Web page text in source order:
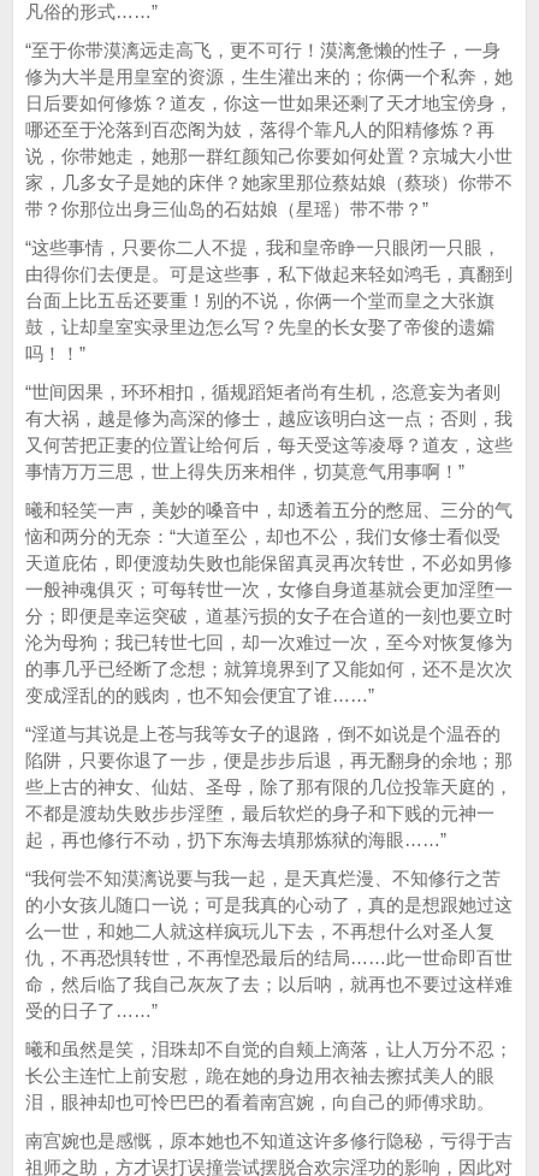
凡俗的形式……”
“至于你带漠漓远走高飞，更不可行！漠漓惫懒的性子，一身
修为大半是用皇室的资源，生生灌出来的；你俩一个私奔，她
日后要如何修炼？道友，你这一世如果还剩了天才地宝傍身，
哪还至于沦落到百恋阁为妓，落得个靠凡人的阳精修炼？再
说，你带她走，她那一群红颜知己你要如何处置？京城大小世
家，几多女子是她的床伴？她家里那位蔡姑娘（蔡琰）你带不
带？你那位出身三仙岛的石姑娘（星瑶）带不带？”
“这些事情，只要你二人不提，我和皇帝睁一只眼闭一只眼，
由得你们去便是。可是这些事，私下做起来轻如鸿毛，真翻到
台面上比五岳还要重！别的不说，你俩一个堂而皇之大张旗
鼓，让却皇室实录里边怎么写？先皇的长女娶了帝俊的遗孀
吗！！”
“世间因果，环环相扣，循规蹈矩者尚有生机，恣意妄为者则
有大祸，越是修为高深的修士，越应该明白这一点；否则，我
又何苦把正妻的位置让给何后，每天受这等凌辱？道友，这些
事情万万三思，世上得失历来相伴，切莫意气用事啊！”
曦和轻笑一声，美妙的嗓音中，却透着五分的憋屈、三分的气
恼和两分的无奈：“大道至公，却也不公，我们女修士看似受
天道庇佑，即便渡劫失败也能保留真灵再次转世，不必如男修
一般神魂俱灭；可每转世一次，女修自身道基就会更加淫堕一
分；即便是幸运突破，道基污损的女子在合道的一刻也要立时
沦为母狗；我已转世七回，却一次难过一次，至今对恢复修为
的事几乎已经断了念想；就算境界到了又能如何，还不是次次
变成淫乱的的贱肉，也不知会便宜了谁……”
“淫道与其说是上苍与我等女子的退路，倒不如说是个温吞的
陷阱，只要你退了一步，便是步步后退，再无翻身的余地；那
些上古的神女、仙姑、圣母，除了那有限的几位投靠天庭的，
不都是渡劫失败步步淫堕，最后软烂的身子和下贱的元神一
起，再也修行不动，扔下东海去填那炼狱的海眼……”
“我何尝不知漠漓说要与我一起，是天真烂漫、不知修行之苦
的小女孩儿随口一说；可是我真的心动了，真的是想跟她过这
么一世，和她二人就这样疯玩儿下去，不再想什么对圣人复
仇，不再恐惧转世，不再惶恐最后的结局……此一世命即百世
命，然后临了我自己灰灰了去；以后呐，就再也不要过这样难
受的日子了……”
曦和虽然是笑，泪珠却不自觉的自颊上滴落，让人万分不忍；
长公主连忙上前安慰，跪在她的身边用衣袖去擦拭美人的眼
泪，眼神却也可怜巴巴的看着南宫婉，向自己的师傅求助。
南宫婉也是感慨，原本她也不知道这许多修行隐秘，亏得于吉
祖师之助，方才误打误撞尝试摆脱合欢宗淫功的影响，因此对